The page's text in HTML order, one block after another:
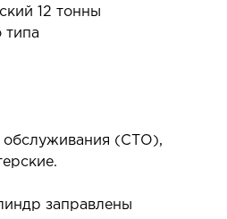
12 тонны
типа
обслуживания (СТО),
заправлены